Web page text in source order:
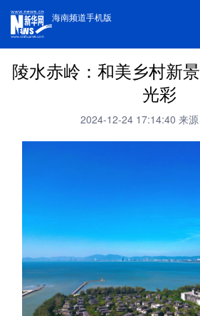
海南频道手机版
陵水赤岭：和美乡村新
光彩
2024-12-24 17:14:40 来